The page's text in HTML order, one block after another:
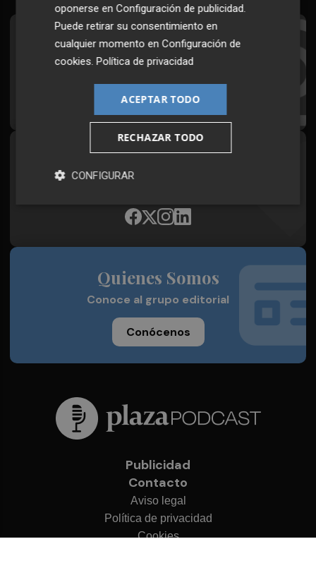
Suscríbete al Boletín
Todos los días a primera hora en tu email
¡Quiero suscribirme!
Síguenos en redes
Plaza Podcast, desde cualquier medio
Quienes Somos
Conoce al grupo editorial
Conócenos
Publicidad
Contacto
Aviso legal
Política de privacidad
Cookies
oponerse enConfiguración de publicidad.
Puede retirar su consentimiento en
cualquier momento enConfiguración de
cookies.Política de privacidad
ACEPTAR TODO
RECHAZAR TODO
CONFIGURAR